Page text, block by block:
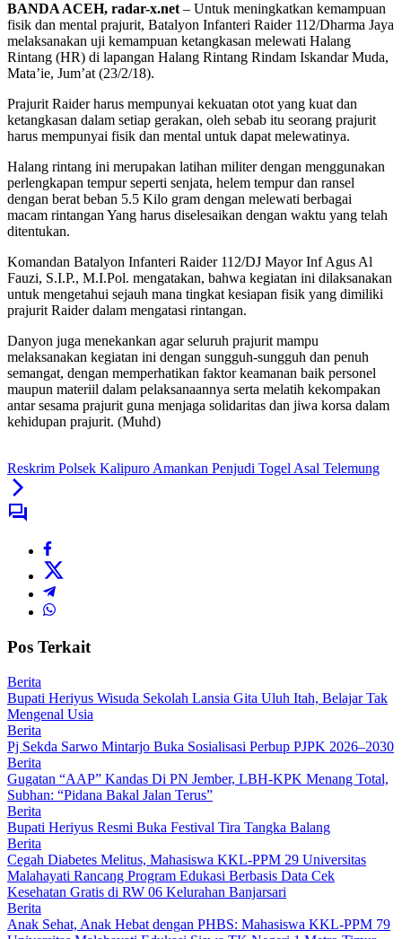
BANDA ACEH, radar-x.net – Untuk meningkatkan kemampuan
fisik dan mental prajurit, Batalyon Infanteri Raider 112/Dharma Jaya
melaksanakan uji kemampuan ketangkasan melewati Halang
Rintang (HR) di lapangan Halang Rintang Rindam Iskandar Muda,
Mata’ie, Jum’at (23/2/18).
Prajurit Raider harus mempunyai kekuatan otot yang kuat dan
ketangkasan dalam setiap gerakan, oleh sebab itu seorang prajurit
harus mempunyai fisik dan mental untuk dapat melewatinya.
Halang rintang ini merupakan latihan militer dengan menggunakan
perlengkapan tempur seperti senjata, helem tempur dan ransel
dengan berat beban 5.5 Kilo gram dengan melewati berbagai
macam rintangan Yang harus diselesaikan dengan waktu yang telah
ditentukan.
Komandan Batalyon Infanteri Raider 112/DJ Mayor Inf Agus Al
Fauzi, S.I.P., M.I.Pol. mengatakan, bahwa kegiatan ini dilaksanakan
untuk mengetahui sejauh mana tingkat kesiapan fisik yang dimiliki
prajurit Raider dalam mengatasi rintangan.
Danyon juga menekankan agar seluruh prajurit mampu
melaksanakan kegiatan ini dengan sungguh-sungguh dan penuh
semangat, dengan memperhatikan faktor keamanan baik personel
maupun materiil dalam pelaksanaannya serta melatih kekompakan
antar sesama prajurit guna menjaga solidaritas dan jiwa korsa dalam
kehidupan prajurit. (Muhd)
Reskrim Polsek Kalipuro Amankan Penjudi Togel Asal Telemung
Pos Terkait
Berita
Bupati Heriyus Wisuda Sekolah Lansia Gita Uluh Itah, Belajar Tak
Mengenal Usia
Berita
Pj Sekda Sarwo Mintarjo Buka Sosialisasi Perbup PJPK 2026–2030
Berita
Gugatan “AAP” Kandas Di PN Jember, LBH-KPK Menang Total,
Subhan: “Pidana Bakal Jalan Terus”
Berita
Bupati Heriyus Resmi Buka Festival Tira Tangka Balang
Berita
Cegah Diabetes Melitus, Mahasiswa KKL-PPM 29 Universitas
Malahayati Rancang Program Edukasi Berbasis Data Cek
Kesehatan Gratis di RW 06 Kelurahan Banjarsari
Berita
Anak Sehat, Anak Hebat dengan PHBS: Mahasiswa KKL-PPM 79